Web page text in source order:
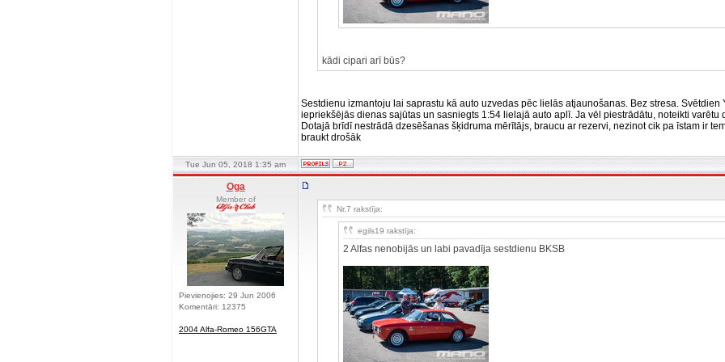
kādi cipari arī būs?
Sestdienu izmantoju lai saprastu kā auto uzvedas pēc lielās atjaunošanas. Bez stresa. Svētdien
iepriekšējās dienas sajūtas un sasniegts 1:54 lielajā auto aplī. Ja vēl piestrādātu, noteikti varētu
Dotajā brīdī nestrādā dzesēšanas šķidruma mērītājs, braucu ar rezervi, nezinot cik pa īstam ir
braukt drošāk
Tue Jun 05, 2018 1:35 am
Oga
Member of
Pievienojies: 29 Jun 2006
Komentāri: 12375
2004 Alfa-Romeo 156GTA
Nr.7 rakstīja:
egils19 rakstīja:
2 Alfas nenobijās un labi pavadīja sestdienu BKSB